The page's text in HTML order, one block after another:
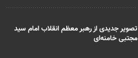
تصویر جدیدی از رهبر معظم انقلاب امام سید
مجتبی خامنه‌ای